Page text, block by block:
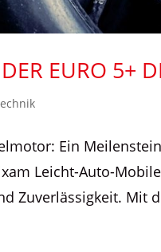
EURO 5+
Ein
Leicht-Auto-
Zuverlässigkeit. Mit